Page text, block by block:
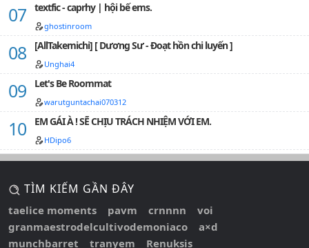
textfic - caprhy | hội bế ems.
ghostinroom
[AllTakemichi] [ Dương Sư - Đoạt hồn chi luyến ]
Unghai4
Let's Be Roommat
warutguntachai070312
EM GÁI À ! SẼ CHỊU TRÁCH NHIỆM VỚI EM.
HDipo6
TÌM KIẾM GẦN ĐÂY
taelice moments pavm crnnnn
voi
granmaestrodelcultivodemoniaco
a×d
munchbarret
tranyem Renuksis